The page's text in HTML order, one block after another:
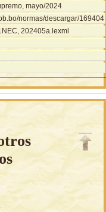
mayo/2024
normas/descargar/169404
202405a.lexml